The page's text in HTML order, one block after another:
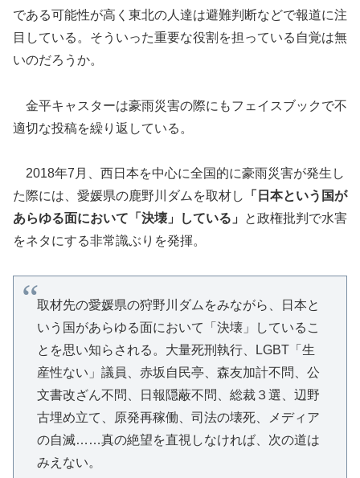
である可能性が高く東北の人達は避難判断などで報道に注
目している。そういった重要な役割を担っている自覚は無
いのだろうか。
金平キャスターは豪雨災害の際にもフェイスブックで不
適切な投稿を繰り返している。
2018年7月、西日本を中心に全国的に豪雨災害が発生し
た際には、愛媛県の鹿野川ダムを取材し
「日本という国が
あらゆる面において「決壊」している」
と政権批判で水害
をネタにする非常識ぶりを発揮。
取材先の愛媛県の狩野川ダムをみながら、日本と
いう国があらゆる面において「決壊」しているこ
とを思い知らされる。大量死刑執行、LGBT「生
産性ない」議員、赤坂自民亭、森友加計不問、公
文書改ざん不問、日報隠蔽不問、総裁３選、辺野
古埋め立て、原発再稼働、司法の壊死、メディア
の自滅……真の絶望を直視しなければ、次の道は
みえない。